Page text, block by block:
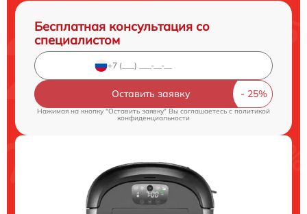
Бесплатная консультация со
специалистом
Оставить заявку
Нажимая на кнопку "Оставить заявку" Вы соглашаетесь cполитикой
конфиденциальности